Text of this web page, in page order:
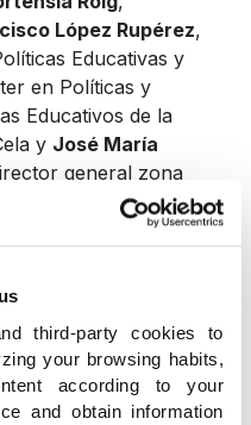
third-party cookies to
your browsing habits,
according to your
and obtain information
López Rupérez,
Educativas y
en Políticas y
Educativos de la
y José María
general zona
futuro y cómo
la de género.
según Javier Tello,